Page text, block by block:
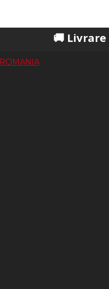
🚚 Livrare gratuită